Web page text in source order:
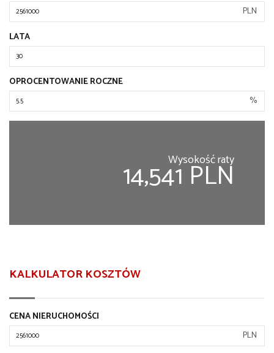
PLN
LATA
OPROCENTOWANIE ROCZNE
%
Wysokość raty
14,541 PLN
KALKULATOR KOSZTÓW
CENA NIERUCHOMOŚCI
PLN